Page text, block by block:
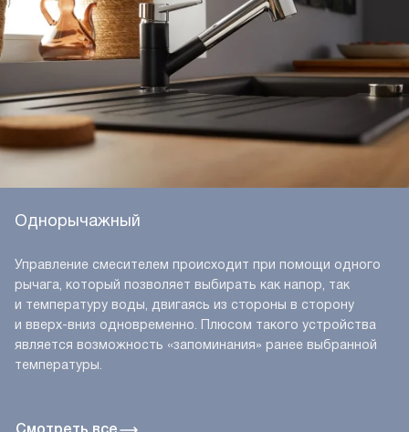
Однорычажный
Управление смесителем происходит при помощи одного
рычага, который позволяет выбирать как напор, так
и температуру воды, двигаясь из стороны в сторону
и вверх-вниз одновременно. Плюсом такого устройства
является возможность «запоминания» ранее выбранной
температуры.